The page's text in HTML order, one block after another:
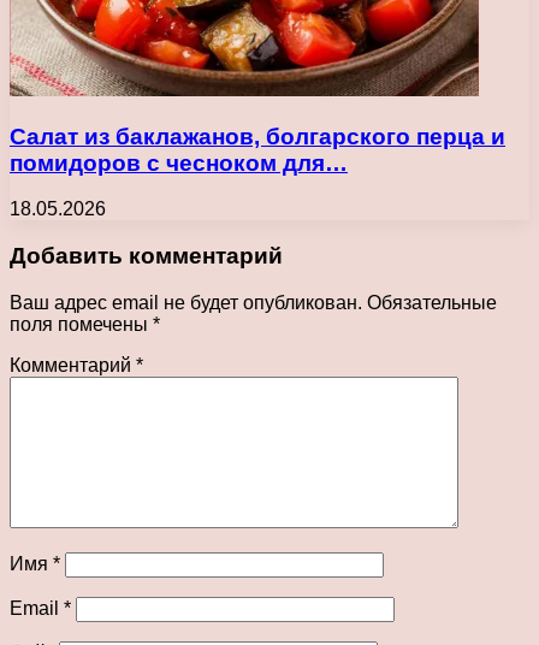
Салат из баклажанов, болгарского перца и
помидоров с чесноком для…
18.05.2026
Добавить комментарий
Ваш адрес email не будет опубликован. Обязательные
поля помечены *
Комментарий *
Имя *
Email *